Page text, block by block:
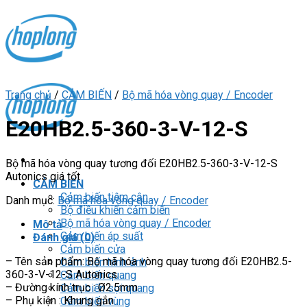
content
CẢM BIẾN
Cảm biến tiệm cận
Bộ điều khiển cảm biến
Bộ mã hóa vòng quay / Encoder
Cảm biến áp suất
Cảm biến cửa
Cảm biến hình ảnh
Cảm biến quang
Cảm biến sợi quang
Cảm biến vùng
Trang chủ / CẢM BIẾN / Bộ mã hóa vòng quay / Encoder
E20HB2.5-360-3-V-12-S
Bộ mã hóa vòng quay tương đối E20HB2.5-360-3-V-12-S
Autonics giá tốt
Danh mục: Bộ mã hóa vòng quay / Encoder
Mô tả
Đánh giá (0)
– Tên sản phẩm: Bộ mã hóa vòng quay tương đối E20HB2.5-
360-3-V-12-S Autonics
– Đường kính trục : Ø2.5mm
– Phụ kiện : Khung gắn